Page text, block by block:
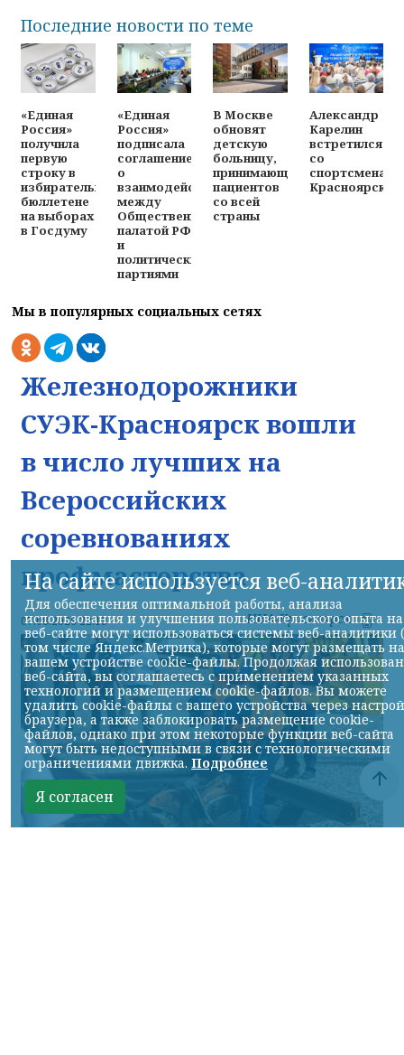
Последние новости по теме
«Единая
Россия»
получила
первую
строку в
избирательном
бюллетене
на выборах
в Госдуму
«Единая
Россия»
подписала
соглашение
о
взаимодействии
между
Общественной
палатой РФ
и
политическими
партиями
В Москве
обновят
детскую
больницу,
принимающую
пациентов
со всей
страны
Александр
Карелин
встретился
со
спортсменами
Красноярска
Мы в популярных социальных сетях
Железнодорожники
СУЭК-Красноярск вошли
в число лучших на
Всероссийских
соревнованиях
профмастерства
07.08.2026 22:13 НИА-Красноярск
На сайте используется веб-
Для обеспечения оптимальной работы, анализа
использования и улучшения пользовательского опыта на
веб-сайте могут использоваться системы веб-аналитики
том числе Яндекс.Метрика), которые могут размещать на
вашем устройстве cookie-файлы. Продолжая
веб-сайта, вы соглашаетесь с применением указанных
технологий и размещением cookie-файлов. Вы можете
удалить cookie-файлы с вашего устройства через
браузера, а также заблокировать размещение cookie-
файлов, однако при этом некоторые функции веб-сайта
могут быть недоступными в связи с технологическими
ограничениями движка. Подробнее
Я согласен